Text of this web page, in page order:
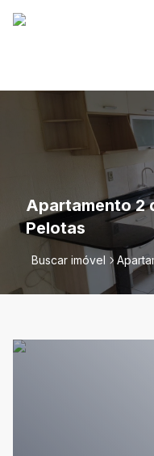
Apartamento 2
Pelotas
Buscar imóvel